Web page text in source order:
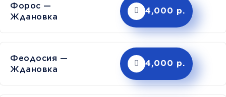
Форос —
Ждановка
4,000 р.
Феодосия —
Ждановка
4,000 р.